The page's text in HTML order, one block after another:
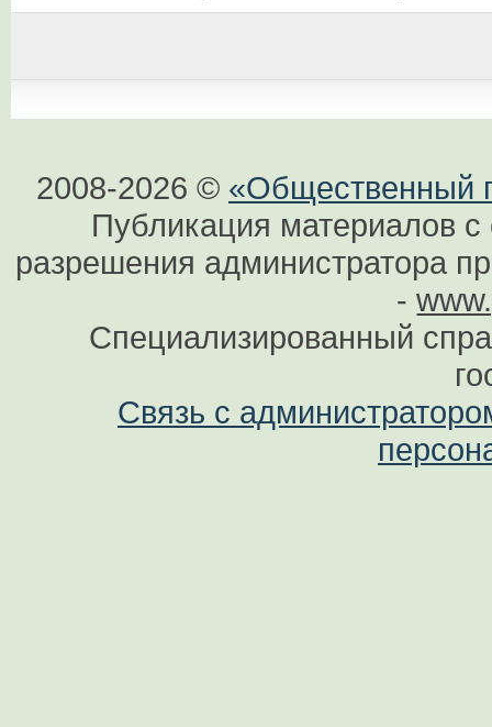
2008-2026 © «Общественный
Публикация материалов
разрешения администратора
-
Специализированный
Связь с